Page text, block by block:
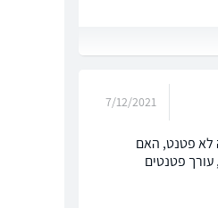
7/12/2021
לא פטנט, האם
פטנטים